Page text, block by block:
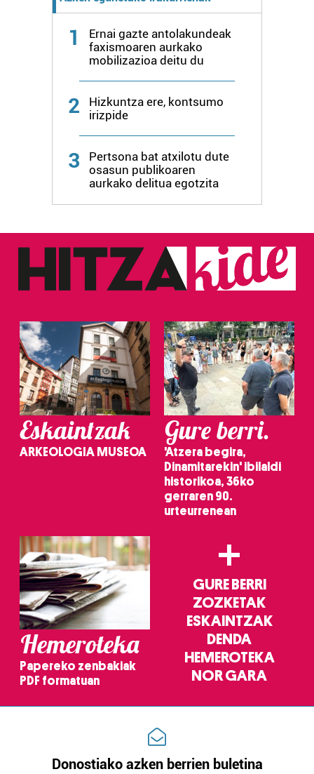
1
Ernai gazte antolakundeak
faxismoaren aurkako
mobilizazioa deitu du
2
Hizkuntza ere, kontsumo
irizpide
3
Pertsona bat atxilotu dute
osasun publikoaren
aurkako delitua egotzita
Eskaintzak
ARKEOLOGIA MUSEOA
Gure berri.
'Atzera begira,
Dinamitarekin' ibilaldi
historikoa, 36ko
gerraren 90.
urteurrenean
Hemeroteka
Papereko zenbakiak
PDF formatuan
+
GURE BERRI
ZOZKETAK
ESKAINTZAK
DENDA
HEMEROTEKA
NOR GARA
Donostiako azken berrien buletina